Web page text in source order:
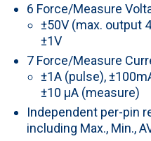
6 Force/Measure
±50V (max. output
±1V
7 Force/Measure
±1A (pulse),
±10 μA (measure)
Independent per-pin
including Max., Min.,